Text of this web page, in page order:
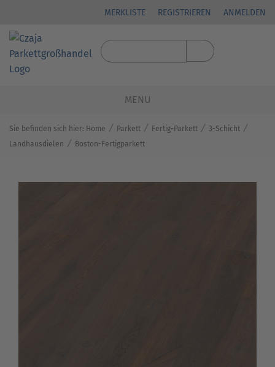
MERKLISTE REGISTRIEREN ANMELDEN
MENU
Sie befinden sich hier: Home ⁄ Parkett ⁄ Fertig-Parkett ⁄ 3-Schicht ⁄
Landhausdielen ⁄ Boston-Fertigparkett